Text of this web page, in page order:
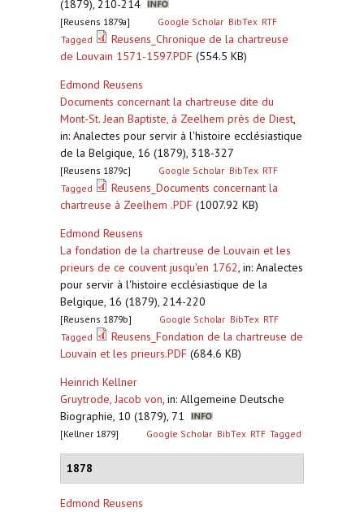
(1879), 210-214
[Reusens 1879a] Google Scholar BibTex RTF
Tagged
Reusens_Chronique de la chartreuse
de Louvain 1571-1597.PDF (554.5 KB)
Edmond Reusens
Documents concernant la chartreuse dite du
Mont-St. Jean Baptiste, à Zeelhem près de Diest,
in: Analectes pour servir à l'histoire ecclésiastique
de la Belgique, 16 (1879), 318-327
[Reusens 1879c] Google Scholar BibTex RTF
Tagged
Reusens_Documents concernant la
chartreuse à Zeelhem .PDF (1007.92 KB)
Edmond Reusens
La fondation de la chartreuse de Louvain et les
prieurs de ce couvent jusqu'en 1762, in: Analectes
pour servir à l'histoire ecclésiastique de la
Belgique, 16 (1879), 214-220
[Reusens 1879b] Google Scholar BibTex RTF
Tagged
Reusens_Fondation de la chartreuse de
Louvain et les prieurs.PDF (684.6 KB)
Heinrich Kellner
Gruytrode, Jacob von, in: Allgemeine Deutsche
Biographie, 10 (1879), 71
[Kellner 1879] Google Scholar BibTex RTF Tagged
1878
Edmond Reusens